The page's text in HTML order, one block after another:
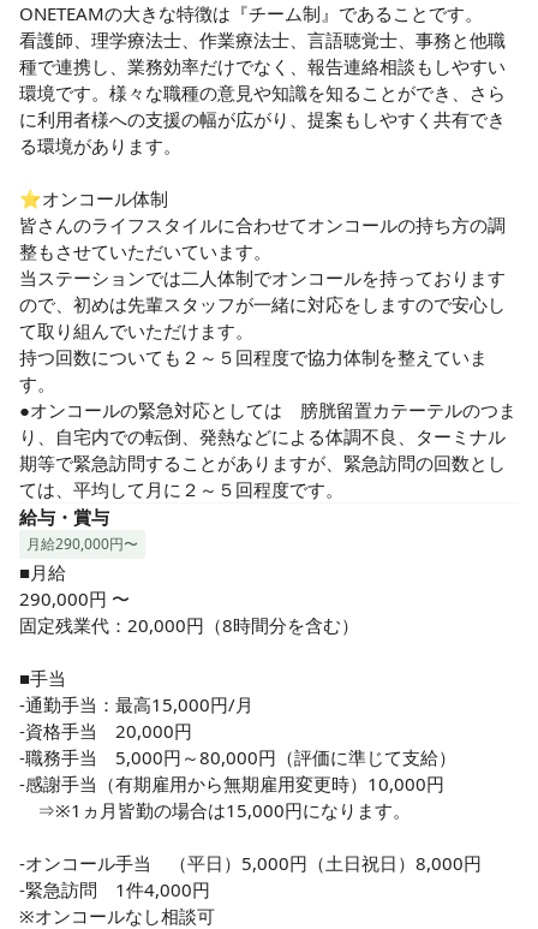
ONETEAMの大きな特徴は『チーム制』であることです。
看護師、理学療法士、作業療法士、言語聴覚士、事務と他職
種で連携し、業務効率だけでなく、報告連絡相談もしやすい
環境です。様々な職種の意見や知識を知ることができ、さら
に利用者様への支援の幅が広がり、提案もしやすく共有でき
る環境があります。
⭐︎オンコール体制
皆さんのライフスタイルに合わせてオンコールの持ち方の調
整もさせていただいています。
当ステーションでは二人体制でオンコールを持っております
ので、初めは先輩スタッフが一緒に対応をしますので安心し
て取り組んでいただけます。
持つ回数についても２～５回程度で協力体制を整えていま
す。
●オンコールの緊急対応としては　膀胱留置カテーテルのつま
り、自宅内での転倒、発熱などによる体調不良、ターミナル
期等で緊急訪問することがありますが、緊急訪問の回数とし
ては、平均して月に２～５回程度です。
給与・賞与
月給290,000円〜
■月給
290,000円 〜
固定残業代：20,000円（8時間分を含む）
■手当
-通勤手当：最高15,000円/月
-資格手当　20,000円
-職務手当　5,000円～80,000円（評価に準じて支給）
-感謝手当（有期雇用から無期雇用変更時）10,000円
⇒※1ヵ月皆勤の場合は15,000円になります。
-オンコール手当　（平日）5,000円（土日祝日）8,000円
-緊急訪問　1件4,000円
※オンコールなし相談可